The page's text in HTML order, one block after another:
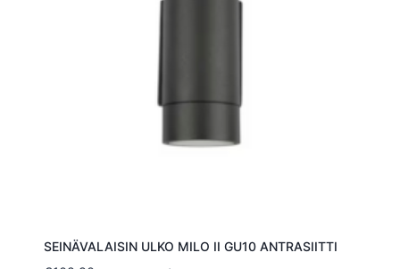
SEINÄVALAISIN ULKO MILO II GU10 ANTRASIITTI